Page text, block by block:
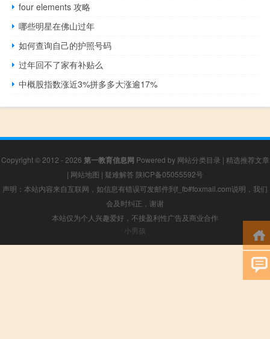
four elements 攻略
哪些明星在佛山过年
如何查询自己的护照号码
过年回不了家有补贴么
中概股指数涨近3%拼多多大涨逾17%
Copyright © 2012 - 2026 第一教育信息网 Powered by 网站分类目录 | 精选推荐文章
| 网站地图 | 疑难解答 陕ICP备05055592号
声明：本站内容来自互联网，如信息有错误可发邮件到f_fb#foxmail.com说明，我们
会及时纠正，谢谢
本站仅为个人兴趣爱好，不接盈利性广告及商业合作
小男孩